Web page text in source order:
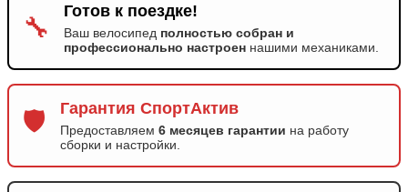
🔧
Готов к поездке!
Ваш велосипед полностью собран и
профессионально настроен нашими механиками.
🛡️ Гарантия СпортАктив
Предоставляем 6 месяцев гарантии на работу
сборки и настройки.